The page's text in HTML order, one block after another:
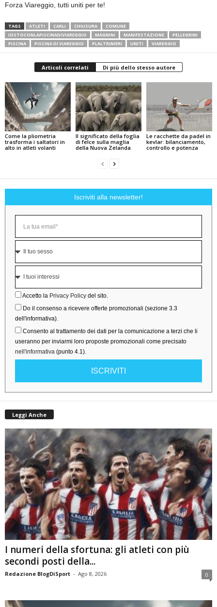
Forza Viareggio, tutti uniti per te!
TAGS ATLETI CARLI CHIUSURA
COMUNE
IOSTOCONLAPISCINADIVIAREGGIO
MAGNINI MANIFESTAZIONE
PELLEGRINI
PISCINA
PISCINA DI VIAREGGIO PLALTRINIERI UNITI VIAREGGIO
Articoli correlati Di più dello stesso autore
Come la pliometria
trasforma i saltatori in
alto in atleti volanti
Il significato della foglia
di felce sulla maglia
della Nuova Zelanda
Le racchette da padel in
kevlar: bilanciamento,
controllo e potenza
Iscriviti alla newsletter!
Accetto la Privacy Policy del sito.
Do il consenso a ricevere offerte promozionali (sezione 3.3
dell'informativa).
Consento al trattamento dei dati per la comunicazione a terzi che li
useranno per inviarmi loro proposte promozionali come precisato
nell'informativa (punto 4.1).
ISCRIVITI
Leggi Anche
I numeri della sfortuna: gli atleti con più
secondi posti della...
Redazione BlogDiSport - Ago 8, 2026 0